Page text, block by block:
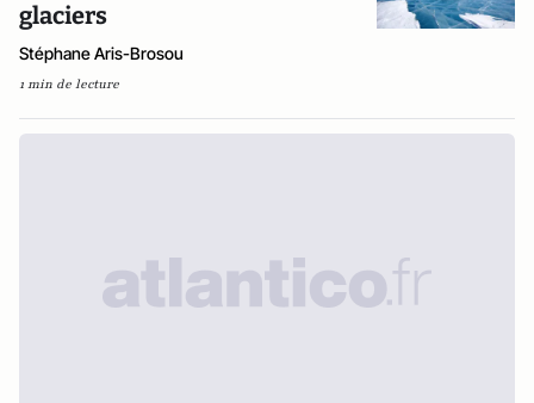
glaciers
Stéphane Aris-Brosou
1 min de lecture